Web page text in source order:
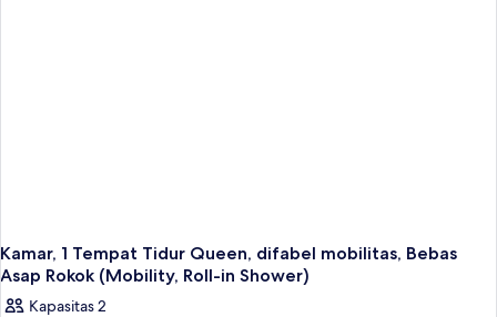
Kamar, 1 Tempat Tidur Queen, difabel mobilitas, Bebas
Asap Rokok (Mobility, Roll-in Shower)
Kapasitas 2